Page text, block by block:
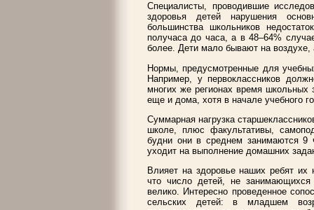
Специалисты, проводившие
здоровья детей нарушения
большинства школьников
получаса до часа, а в 48–64%
более. Дети мало бывают на воздухе,
Нормы, предусмотренные для
Например, у первоклассников
многих же регионах время школьных
еще и дома, хотя в начале учебного
Суммарная нагрузка
школе, плюс факультативы,
будни они в среднем занимаются
уходит на выполнение домашних
Влияет на здоровье наших ребят их
что число детей, не занимающихся
велико. Интересно проведенное
сельских детей: в младшем